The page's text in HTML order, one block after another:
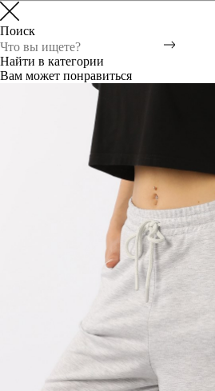
Поиск
Найти в категории
Вам может понравиться